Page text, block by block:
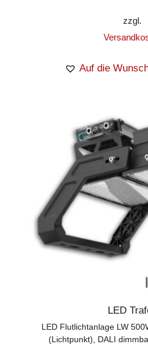
zzgl.
Auf die
LED
LED Flutlichtanlage LW
(Lichtpunkt), DALI